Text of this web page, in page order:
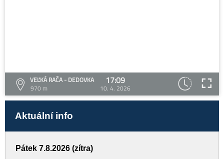
VEĽKÁ RAČA - DEDOVKA
970 m
17:09
10. 4. 2026
Aktuální info
Pátek 7.8.2026 (zítra)